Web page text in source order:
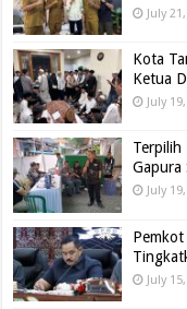
July
Kota
Ketua
July
Terpilih
Gapura
July
July